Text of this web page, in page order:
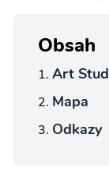
Obsah
Art
Mapa
Odkazy